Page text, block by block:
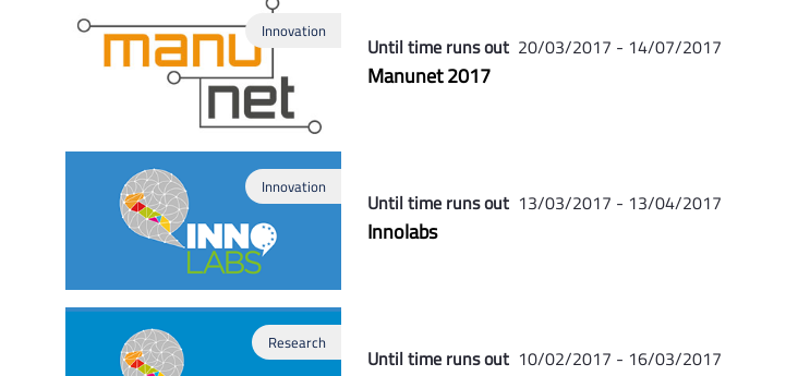
Innovation
Until time runs out 20/03/2017 - 14/07/2017
Manunet 2017
Innovation
Until time runs out 13/03/2017 - 13/04/2017
Innolabs
Research
Until time runs out 10/02/2017 - 16/03/2017